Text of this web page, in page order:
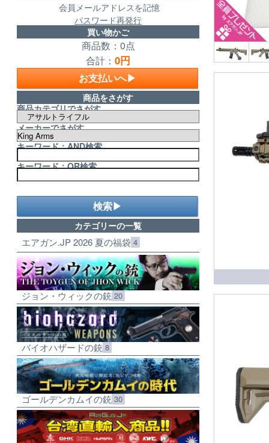
会員メールアドレスを記憶
パスワード再発行
買い物かご
商品数：0点
合計： 0円
お支払いへ▶
商品をさがす
商品カテゴリでさがす
メーカーでさがす
キーワード：AND検索
キーワード：OR検索
検索▶
カテゴリーの一覧
エアガン.JP 2026 夏の福袋 4
ジョン・ウィックの銃 20
バイオハザードの銃 8
ゴールデンカムイの銃 30